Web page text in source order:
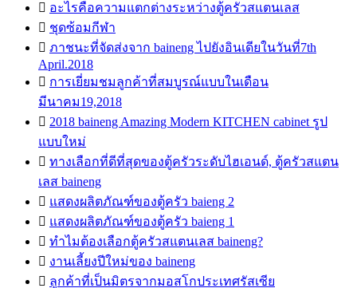
 อะไรคือความแตกต่างระหว่างตู้ครัวสแตนเลส
 ชุดซ้อมกีฬา
 ภาชนะที่จัดส่งจาก baineng ไปยังอินเดียในวันที่7th
April.2018
 การเยี่ยมชมลูกค้าที่สมบูรณ์แบบในเดือน
มีนาคม19,2018
 2018 baineng Amazing Modern KITCHEN cabinet รูป
แบบใหม่
 ทางเลือกที่ดีที่สุดของตู้ครัวระดับไฮเอนด์, ตู้ครัวสแตน
เลส baineng
 แสดงผลิตภัณฑ์ของตู้ครัว baieng 2
 แสดงผลิตภัณฑ์ของตู้ครัว baieng 1
 ทำไมต้องเลือกตู้ครัวสแตนเลส baineng?
 งานเลี้ยงปีใหม่ของ baineng
 ลูกค้าที่เป็นมิตรจากมอสโกประเทศรัสเซีย